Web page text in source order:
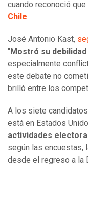
cuando reconoció que
Chile.
José Antonio Kast,
" Mostró su
especialmente
este debate no
brilló entre los
A los siete
está en Estados
actividades
según las
desde el regreso a la